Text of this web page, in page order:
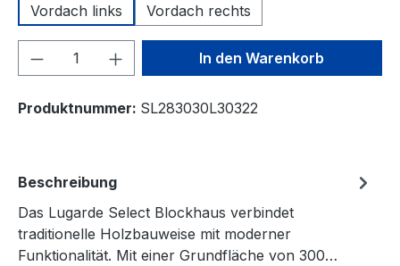
Vordach links
Vordach rechts
Produkt Anzahl: Gib denIn den Warenkorb
Produktnummer: SL283030L30322
Beschreibung
Das Lugarde Select Blockhaus verbindet
traditionelle Holzbauweise mit moderner
Funktionalität. Mit einer Grundfläche von 300…